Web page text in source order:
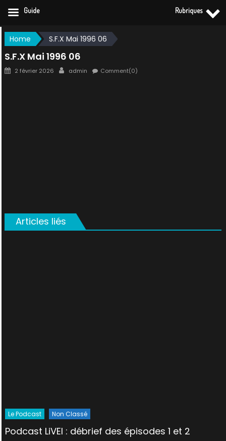
Skip
to
content
Home S.F.X Mai 1996 06
S.F.X Mai 1996 06
Posted
2 février 2026 Author
admin Comment(0)
Articles liés
Le Podcast Non Classé
Podcast LiVEI : débrief des épisodes 1 et 2
Guide Rubriques